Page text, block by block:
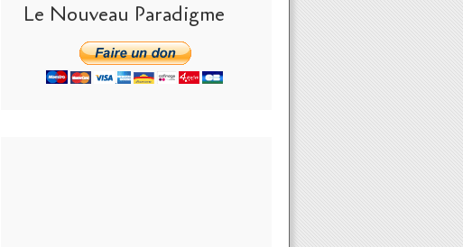
Le Nouveau Paradigme